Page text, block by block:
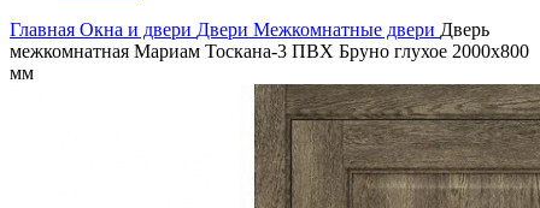
Главная Окна и двери Двери Межкомнатные двери Дверь
межкомнатная Мариам Тоскана-3 ПВХ Бруно глухое 2000х800
мм